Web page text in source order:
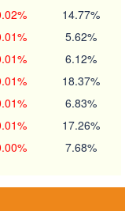
14.77%
5.62%
6.12%
18.37%
6.83%
17.26%
7.68%